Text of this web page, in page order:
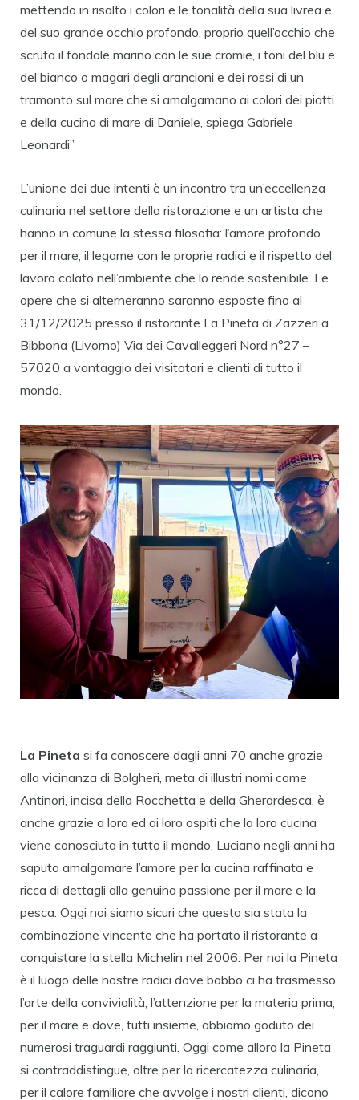
mettendo in risalto i colori e le tonalità della sua livrea e
del suo grande occhio profondo, proprio quell’occhio che
scruta il fondale marino con le sue cromie, i toni del blu e
del bianco o magari degli arancioni e dei rossi di un
tramonto sul mare che si amalgamano ai colori dei piatti
e della cucina di mare di Daniele, spiega Gabriele
Leonardi”
L’unione dei due intenti è un incontro tra un’eccellenza
culinaria nel settore della ristorazione e un artista che
hanno in comune la stessa filosofia: l’amore profondo
per il mare, il legame con le proprie radici e il rispetto del
lavoro calato nell’ambiente che lo rende sostenibile. Le
opere che si alterneranno saranno esposte fino al
31/12/2025 presso il ristorante La Pineta di Zazzeri a
Bibbona (Livorno) Via dei Cavalleggeri Nord n°27 –
57020 a vantaggio dei visitatori e clienti di tutto il
mondo.
La Pineta si fa conoscere dagli anni 70 anche grazie
alla vicinanza di Bolgheri, meta di illustri nomi come
Antinori, incisa della Rocchetta e della Gherardesca, è
anche grazie a loro ed ai loro ospiti che la loro cucina
viene conosciuta in tutto il mondo. Luciano negli anni ha
saputo amalgamare l’amore per la cucina raffinata e
ricca di dettagli alla genuina passione per il mare e la
pesca. Oggi noi siamo sicuri che questa sia stata la
combinazione vincente che ha portato il ristorante a
conquistare la stella Michelin nel 2006. Per noi la Pineta
è il luogo delle nostre radici dove babbo ci ha trasmesso
l’arte della convivialità, l’attenzione per la materia prima,
per il mare e dove, tutti insieme, abbiamo goduto dei
numerosi traguardi raggiunti. Oggi come allora la Pineta
si contraddistingue, oltre per la ricercatezza culinaria,
per il calore familiare che avvolge i nostri clienti, dicono